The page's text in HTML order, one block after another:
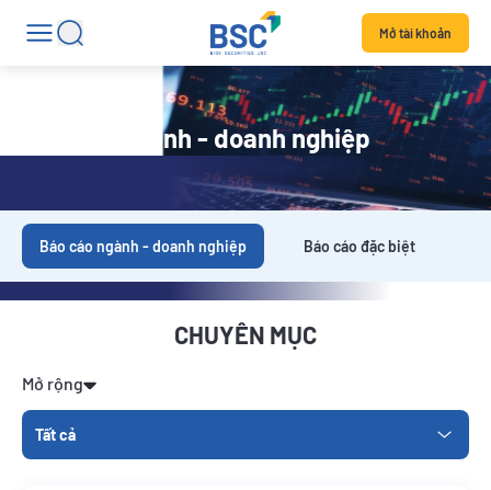
Mở tài khoản
Báo cáo ngành - doanh nghiệp
Báo cáo ngành - doanh nghiệp Báo cáo đặc biệt
CHUYÊN MỤC
Mở rộng
Tất cả